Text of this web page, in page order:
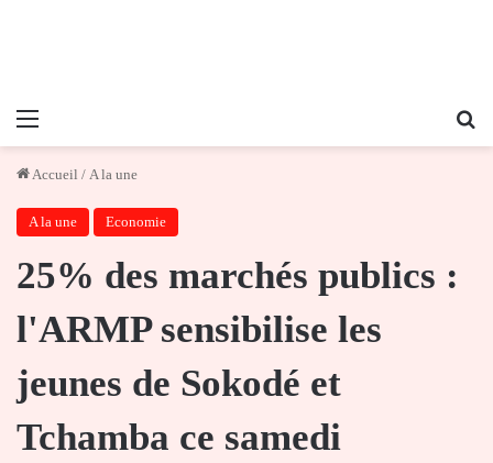
Menu
Accueil / A la une
A la une Economie
25% des marchés publics :
l'ARMP sensibilise les
jeunes de Sokodé et
Tchamba ce samedi